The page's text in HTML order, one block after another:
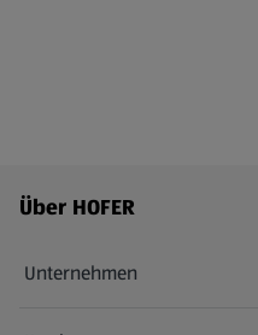
Fußzeilenmenü - weitere Links
Über HOFER
Unternehmen